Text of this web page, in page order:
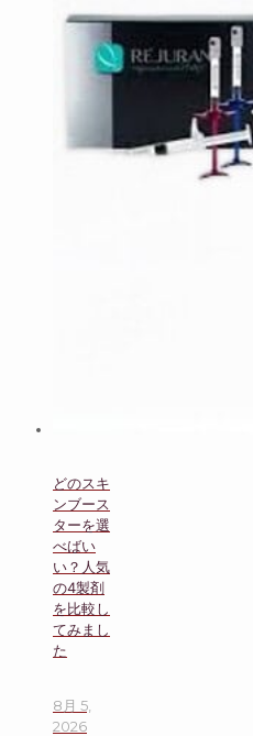
どのスキ
ンブース
ターを選
べばい
い？人気
の4製剤
を比較し
てみまし
た
8月 5,
2026